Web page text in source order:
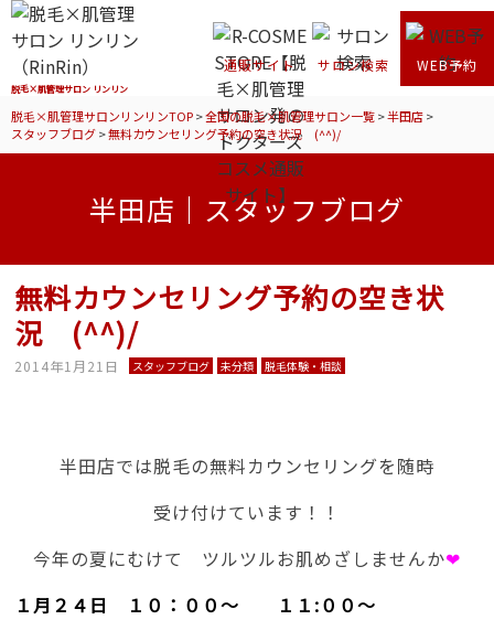
脱毛×肌管理サロン リンリン
通販サイト サロン検索 WEB予約
脱毛×肌管理サロンリンリンTOP>全国の脱毛×肌管理サロン一覧>半田店>
スタッフブログ>無料カウンセリング予約の空き状況 (^^)/
半田店｜スタッフブログ
無料カウンセリング予約の空き状
況 (^^)/
2014年1月21日 スタッフブログ 未分類 脱毛体験・相談
半田店では脱毛の無料カウンセリングを随時
受け付けています！！
今年の夏にむけて ツルツルお肌めざしませんか❤
１月２４日 １０：００～ １１:００～